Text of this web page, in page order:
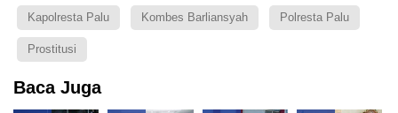
Kapolresta Palu Kombes Barliansyah Polresta Palu
Prostitusi
Baca Juga